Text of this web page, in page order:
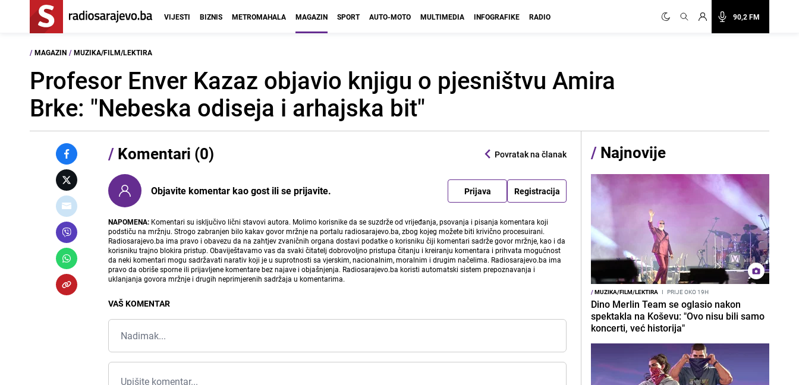
90,2 FM
VIJESTI BIZNIS METROMAHALA MAGAZIN SPORT AUTO-MOTO MULTIMEDIA INFOGRAFIKE RADIO
/ MAGAZIN / MUZIKA/FILM/LEKTIRA
Profesor Enver Kazaz objavio knjigu o pjesništvu Amira
Brke: "Nebeska odiseja i arhajska bit"
/ Komentari (0) Povratak na članak
Objavite komentar kao gost ili se prijavite. Prijava Registracija
NAPOMENA: Komentari su isključivo lični stavovi autora. Molimo korisnike da se suzdrže od vrijeđanja, psovanja i pisanja komentara koji
podstiču na mržnju. Strogo zabranjen bilo kakav govor mržnje na portalu radiosarajevo.ba, zbog kojeg možete biti krivično procesuirani.
Radiosarajevo.ba ima pravo i obavezu da na zahtjev zvaničnih organa dostavi podatke o korisniku čiji komentari sadrže govor mržnje, kao i da
korisniku trajno blokira pristup. Obaviještavamo vas da svaki čitatelj dobrovoljno pristupa čitanju i kreiranju komentara i prihvata mogućnost
da neki komentari mogu sadržavati narativ koji je u suprotnosti sa vjerskim, nacionalnim, moralnim i drugim načelima. Radiosarajevo.ba ima
pravo da obriše sporne ili prijavljene komentare bez najave i objašnjenja. Radiosarajevo.ba koristi automatski sistem prepoznavanja i
uklanjanja govora mržnje i drugih neprimjerenih sadržaja u komentarima.
VAŠ KOMENTAR
/ Najnovije
/MUZIKA/FILM/LEKTIRA I PRIJE OKO 19H
Dino Merlin Team se oglasio nakon
spektakla na Koševu: "Ovo nisu bili samo
koncerti, već historija"